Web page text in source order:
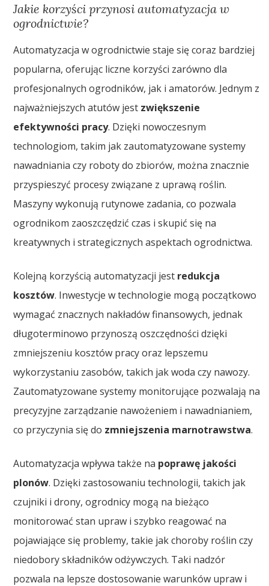
Jakie korzyści przynosi automatyzacja w
ogrodnictwie?
Automatyzacja w ogrodnictwie staje się coraz bardziej
popularna, oferując liczne korzyści zarówno dla
profesjonalnych ogrodników, jak i amatorów. Jednym z
najważniejszych atutów jest zwiększenie
efektywności pracy. Dzięki nowoczesnym
technologiom, takim jak zautomatyzowane systemy
nawadniania czy roboty do zbiorów, można znacznie
przyspieszyć procesy związane z uprawą roślin.
Maszyny wykonują rutynowe zadania, co pozwala
ogrodnikom zaoszczędzić czas i skupić się na
kreatywnych i strategicznych aspektach ogrodnictwa.
Kolejną korzyścią automatyzacji jest redukcja
kosztów. Inwestycje w technologie mogą początkowo
wymagać znacznych nakładów finansowych, jednak
długoterminowo przynoszą oszczędności dzięki
zmniejszeniu kosztów pracy oraz lepszemu
wykorzystaniu zasobów, takich jak woda czy nawozy.
Zautomatyzowane systemy monitorujące pozwalają na
precyzyjne zarządzanie nawożeniem i nawadnianiem,
co przyczynia się do zmniejszenia marnotrawstwa.
Automatyzacja wpływa także na poprawę jakości
plonów. Dzięki zastosowaniu technologii, takich jak
czujniki i drony, ogrodnicy mogą na bieżąco
monitorować stan upraw i szybko reagować na
pojawiające się problemy, takie jak choroby roślin czy
niedobory składników odżywczych. Taki nadzór
pozwala na lepsze dostosowanie warunków upraw i